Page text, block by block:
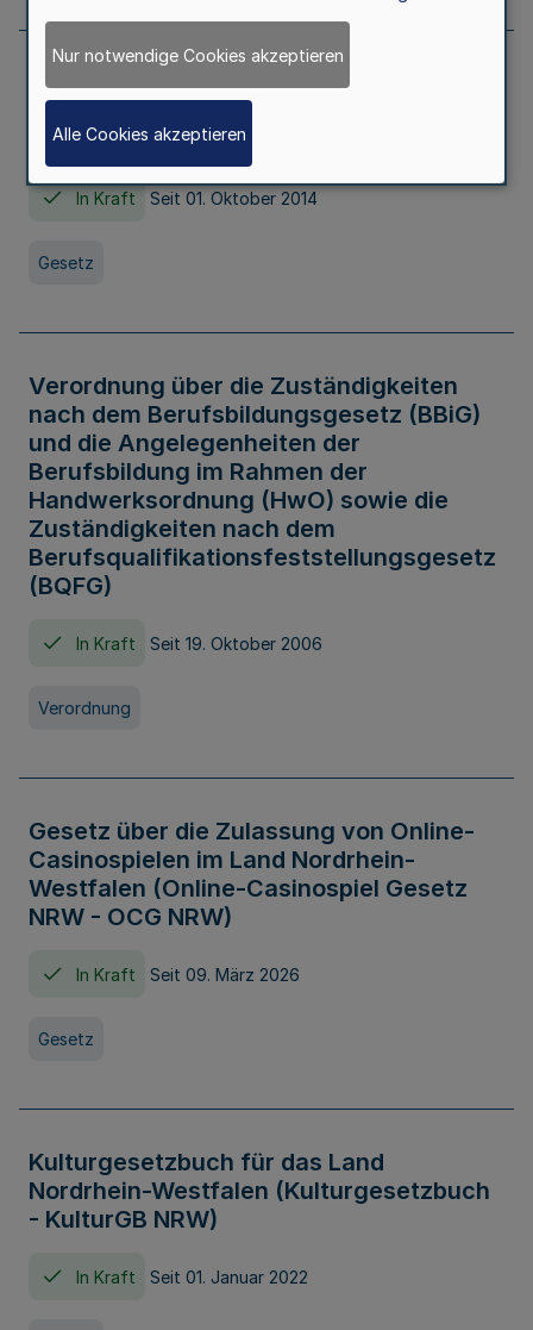
Gesetz über die Hochschulen des Landes
Nordrhein-Westfalen (Hochschulgesetz -
HG)
In Kraft Seit 01. Oktober 2014
Gesetz
Verordnung über die Zuständigkeiten
nach dem Berufsbildungsgesetz (BBiG)
und die Angelegenheiten der
Berufsbildung im Rahmen der
Handwerksordnung (HwO) sowie die
Zuständigkeiten nach dem
Berufsqualifikationsfeststellungsgesetz
(BQFG)
In Kraft Seit 19. Oktober 2006
Verordnung
Gesetz über die Zulassung von Online-
Casinospielen im Land Nordrhein-
Westfalen (Online-Casinospiel Gesetz
NRW - OCG NRW)
In Kraft Seit 09. März 2026
Gesetz
Kulturgesetzbuch für das Land
Nordrhein-Westfalen (Kulturgesetzbuch
- KulturGB NRW)
In Kraft Seit 01. Januar 2022
Nur notwendige Cookies akzeptieren
Alle Cookies akzeptieren